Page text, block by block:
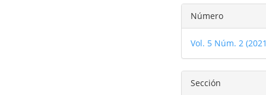
Detalles
del
artículo
Número
Vol. 5 Núm. 2
Sección